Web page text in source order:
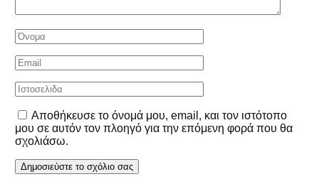
Αποθήκευσε το όνομά μου, email, και τον ιστότοπο
μου σε αυτόν τον πλοηγό για την επόμενη φορά που θα
σχολιάσω.